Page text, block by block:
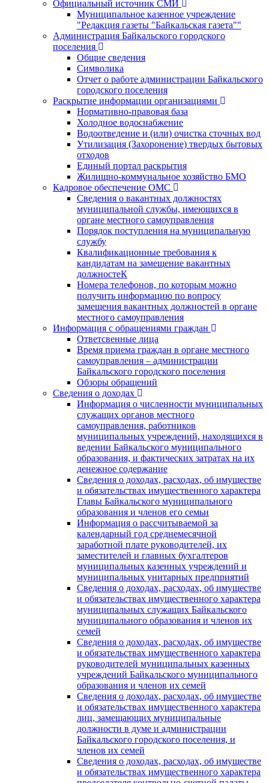
Официальный источник СМИ
Муниципальное казенное учреждение
"Редакция газеты "Байкальская газета""
Администрация Байкальского городского
поселения
Общие сведения
Символика
Отчет о работе администрации Байкальского
городского поселения
Раскрытие информации организациями
Нормативно-правовая база
Холодное водоснабжение
Водоотведение и (или) очистка сточных вод
Утилизация (Захоронение) твердых бытовых
отходов
Единый портал раскрытия
Жилищно-коммунальное хозяйство БМО
Кадровое обеспечение ОМС
Сведения о вакантных должностях
муниципальной службы, имеющихся в
органе местного самоуправления
Порядок поступления на муниципальную
службу
Квалификационные требования к
кандидатам на замещение вакантных
должностеК
Номера телефонов, по которым можно
получить информацию по вопросу
замещения вакантных должностей в органе
местного самоуправления
Информация с обращениями граждан
Ответсвенные лица
Время приема граждан в органе местного
самоуправления – администрации
Байкальского городского поселения
Обзоры обращений
Сведения о доходах
Информация о численности муниципальных
служащих органов местного
самоуправления, работников
муниципальных учреждений, находящихся в
ведении Байкальского муниципального
образования, и фактических затратах на их
денежное содержание
Сведения о доходах, расходах, об имуществе
и обязательствах имущественного характера
Главы Байкальского муниципального
образования и членов его семьи
Информация о рассчитываемой за
календарный год среднемесячной
заработной плате руководителей, их
заместителей и главных бухгалтеров
муниципальных казенных учреждений и
муниципальных унитарных предприятий
Сведения о доходах, расходах, об имуществе
и обязательствах имущественного характера
муниципальных служащих Байкальского
муниципального образования и членов их
семей
Сведения о доходах, расходах, об имуществе
и обязательствах имущественного характера
руководителей муниципальных казенных
учреждений Байкальского муниципального
образования и членов их семей
Сведения о доходах, расходах, об имуществе
и обязательствах имущественного характера
лиц, замещающих муниципальные
должности в думе и администрации
Байкальского городского поселения, и
членов их семей
Сведения о доходах, расходах, об имуществе
и обязательствах имущественного характера